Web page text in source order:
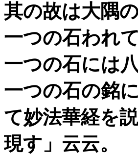
其の故は大隅
一つの石われ
一つの石には
一つの石の銘
て妙法華経を
現す」云云。